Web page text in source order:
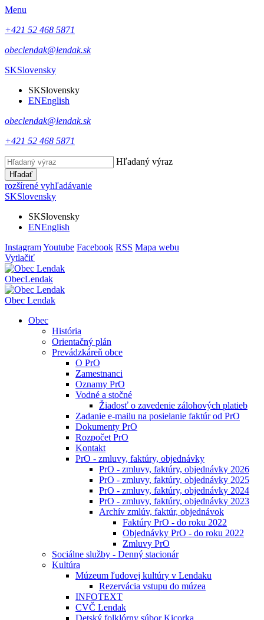
Menu
+421 52 468 5871
obeclendak@lendak.sk
SKSlovensky
SKSlovensky
ENEnglish
obeclendak@lendak.sk
+421 52 468 5871
Hľadaný výraz
Hľadať
rozšírené vyhľadávanie
SKSlovensky
SKSlovensky
ENEnglish
InstagramYoutube Facebook RSS Mapa webu
Vytlačiť
ObecLendak
Obec Lendak
Obec
História
Orientačný plán
Prevádzkáreň obce
O PrO
Zamestnanci
Oznamy PrO
Vodné a stočné
Žiadosť o zavedenie zálohových platieb
Zadanie e-mailu na posielanie faktúr od PrO
Dokumenty PrO
Rozpočet PrO
Kontakt
PrO - zmluvy, faktúry, objednávky
PrO - zmluvy, faktúry, objednávky 2026
PrO - zmluvy, faktúry, objednávky 2025
PrO - zmluvy, faktúry, objednávky 2024
PrO - zmluvy, faktúry, objednávky 2023
Archív zmlúv, faktúr, objednávok
Faktúry PrO - do roku 2022
Objednávky PrO - do roku 2022
Zmluvy PrO
Sociálne služby - Denný stacionár
Kultúra
Múzeum ľudovej kultúry v Lendaku
Rezervácia vstupu do múzea
INFOTEXT
CVČ Lendak
Detský folklórny súbor Kicorka